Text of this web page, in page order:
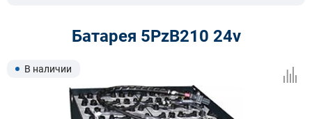
Тип:
Батарея 5PzB210 24v
В наличии